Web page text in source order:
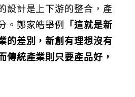
設計是上下游的整合，產
。鄭家皓舉例
「這就是新
的差別，新創有理想沒有
傳統產業則只要產品好，